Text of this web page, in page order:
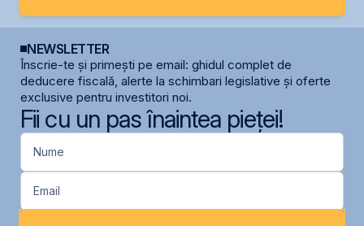
NEWSLETTER
Înscrie-te și primești pe email: ghidul complet de
deducere fiscală, alerte la schimbari legislative și oferte
exclusive pentru investitori noi.
Fii cu un pas înaintea pieței!
Nume
Email